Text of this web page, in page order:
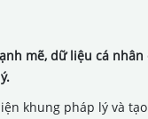
mẽ, dữ liệu cá
khung pháp lý và